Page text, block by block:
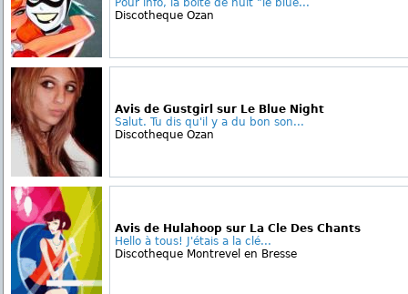
Pour info, la boîte de nuit "le blue...
Discotheque Ozan
Avis de Gustgirl sur Le Blue Night
Salut. Tu dis qu'il y a du bon son...
Discotheque Ozan
Avis de Hulahoop sur La Cle Des Chants
Hello à tous! J'étais a la clé...
Discotheque Montrevel en Bresse